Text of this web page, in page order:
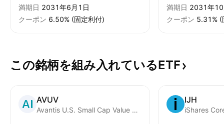
満期日 2031年6月1日
クーポン 6.50% (固定利付)
満期日 2031年
クーポン 5.31% (
この銘柄を組み入れているETF
AVUV
Avantis U.S. Small Cap Value ETF
IJH
iShares